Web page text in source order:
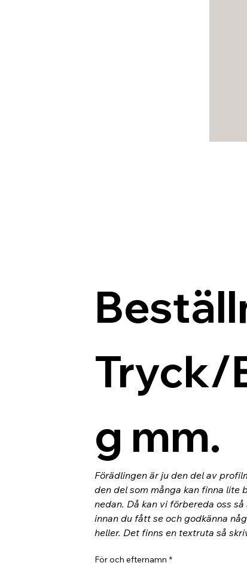
Tryck/
g mm.
Förädlingen är ju den del av
den del som många kan finna lite
nedan. Då kan vi förbereda oss
innan du fått se och godkänna
heller. Det finns en textruta så
För och efternamn *